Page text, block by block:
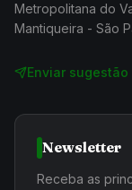
Metropolitana do
Mantiqueira - São
Enviar
Newsletter
Receba as